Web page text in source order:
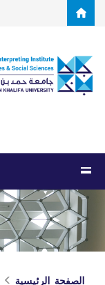
Skip to main content
الصفحة الرئيسية